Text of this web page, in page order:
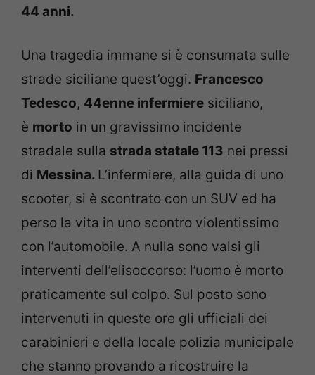
44 anni.
Una tragedia immane si è consumata sulle
strade siciliane quest’oggi. Francesco
Tedesco, 44enne infermiere siciliano,
è morto in un gravissimo incidente
stradale sulla strada statale 113 nei pressi
di Messina. L’infermiere, alla guida di uno
scooter, si è scontrato con un SUV ed ha
perso la vita in uno scontro violentissimo
con l’automobile. A nulla sono valsi gli
interventi dell’elisoccorso: l’uomo è morto
praticamente sul colpo. Sul posto sono
intervenuti in queste ore gli ufficiali dei
carabinieri e della locale polizia municipale
che stanno provando a ricostruire la